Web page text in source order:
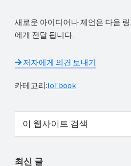
새로운 아이디어나 제언은 다음
에게 전달 됩니다.
저자에게 의견 보내기
카테고리:IoTbook
Primary
Sidebar
트
최신 글